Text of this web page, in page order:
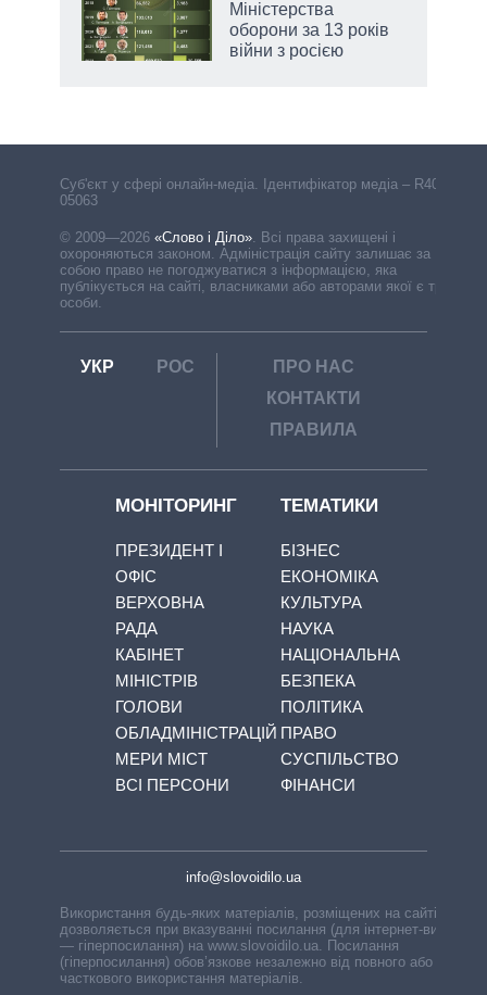
Міністерства
оборони за 13 років
війни з росією
Cуб'єкт у сфері онлайн-медіа. Ідентифікатор медіа – R40-
05063
© 2009—2026 «Слово і Діло». Всі права захищені і
охороняються законом. Адміністрація сайту залишає за
собою право не погоджуватися з інформацією, яка
публікується на сайті, власниками або авторами якої є треті
особи.
УКР РОС
ПРО НАС
КОНТАКТИ
ПРАВИЛА
МОНІТОРИНГ
ПРЕЗИДЕНТ І
ОФІС
ВЕРХОВНА
РАДА
КАБІНЕТ
МІНІСТРІВ
ГОЛОВИ
ОБЛАДМІНІСТРАЦІЙ
МЕРИ МІСТ
ВСІ ПЕРСОНИ
ТЕМАТИКИ
БІЗНЕС
ЕКОНОМІКА
КУЛЬТУРА
НАУКА
НАЦІОНАЛЬНА
БЕЗПЕКА
ПОЛІТИКА
ПРАВО
СУСПІЛЬСТВО
ФІНАНСИ
info@slovoidilo.ua
Використання будь-яких матеріалів, розміщених на сайті,
дозволяється при вказуванні посилання (для інтернет-видань
— гіперпосилання) на www.slovoidilo.ua. Посилання
(гіперпосилання) обов’язкове незалежно від повного або
часткового використання матеріалів.